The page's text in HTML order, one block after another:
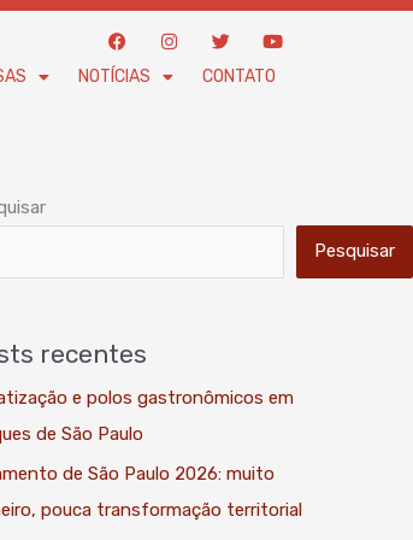
F
a
c
e
I
n
t
T
w
i
t
Y
o
u
t
NOTÍCIAS CONTATO
Pesquisar
recentes
e polos gastronômicos em
de São Paulo
de São Paulo 2026: muito
pouca transformação territorial